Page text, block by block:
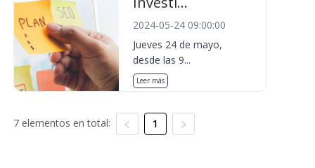
2024-05-24 09:00:00
Jueves 24 de mayo,
desde las 9...
Leer más
7 elementos en total: 1